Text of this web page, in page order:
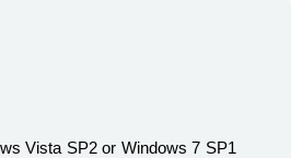
Vista SP2 or Windows 7 SP1